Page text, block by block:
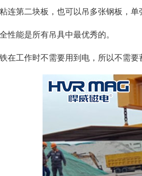
连第二块板，也可以吊多张钢板，
性能是所有吊具中最优秀的。
在工作时不需要用到电，所以不需